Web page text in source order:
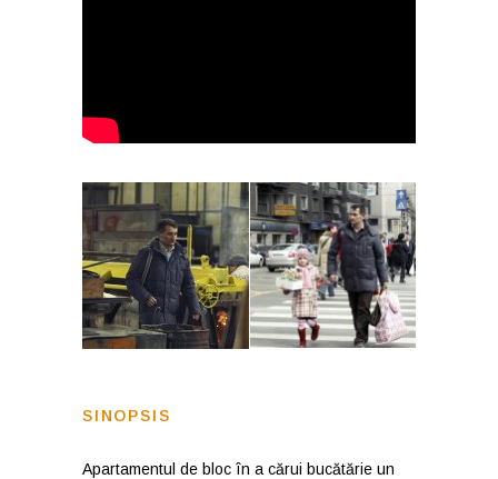
SINOPSIS
Apartamentul de bloc în a cărui bucătărie un